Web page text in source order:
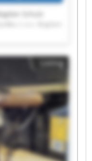
Schulz
Spółka z o.o.
z o.o. Bogdan
Spółka z o.o.
Schulz
z o.o. Bogdan
Spółka z o.o.
Schulz
z o.o. Bogdan
Spółka z o.o.
Listing